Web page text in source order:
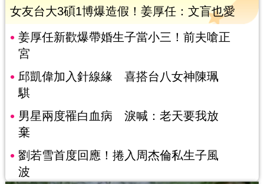
女友台大3碩1博爆造假！姜厚任：文盲也愛
姜厚任新歡爆帶婚生子當小三！前夫嗆正
宮
邱凱偉加入針線緣 喜搭台八女神陳珮
騏
男星兩度罹白血病 淚喊：老天要我放
棄
劉若雪首度回應！捲入周杰倫私生子風
波